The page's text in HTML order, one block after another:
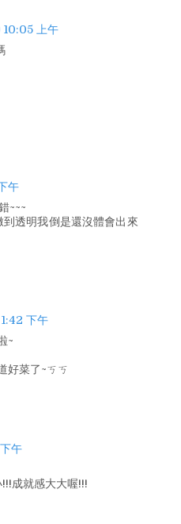
10:05 上午
午
~~~
透明我倒是還沒體會出來
下午
~
好菜了~ㄎㄎ
午
成就感大大喔!!!